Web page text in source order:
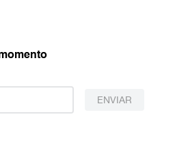
ENVIAR